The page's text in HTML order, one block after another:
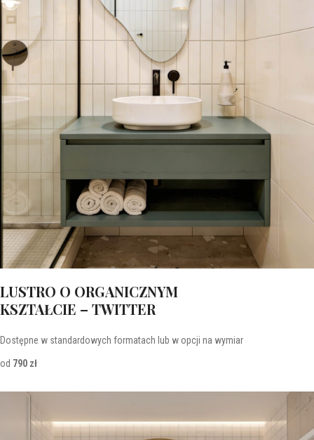
LUSTRO O ORGANICZNYM
KSZTAŁCIE – TWITTER
Dostępne w standardowych formatach lub w opcji na wymiar
od 790 zł